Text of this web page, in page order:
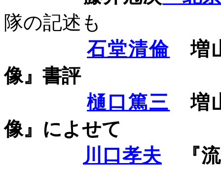
隊の記述も
石堂清倫 増
像』書評
樋口篤三 増
像』によせて
川口孝夫 『流